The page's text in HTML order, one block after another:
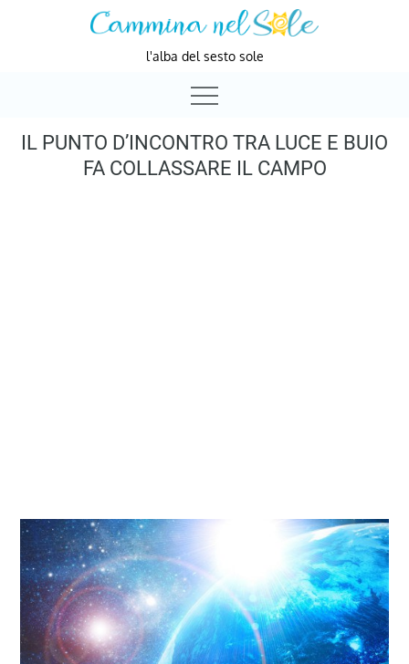
l'alba del sesto sole
IL PUNTO D’INCONTRO TRA LUCE E BUIO
FA COLLASSARE IL CAMPO